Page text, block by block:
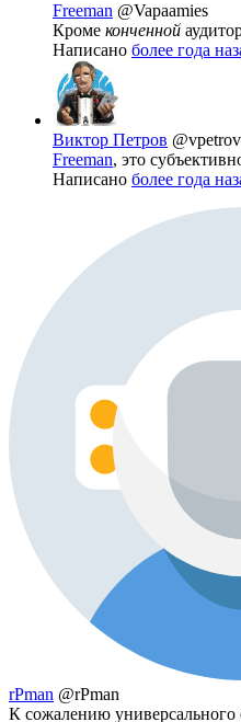
Freeman @Vapaamies
Кроме конченной
Написано более года
Виктор Петров @vpetrov
Freeman, это
Написано более года
rPman @rPman
К сожалению универсального